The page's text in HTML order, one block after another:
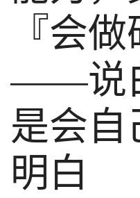
『会做
——说
是会自
明白